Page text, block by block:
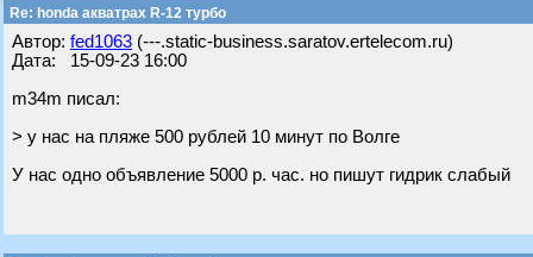
Re: honda акватрах R-12 турбо
Автор: fed1063 (---.static-business.saratov.ertelecom.ru)
Дата: 15-09-23 16:00
m34m писал:
> у нас на пляже 500 рублей 10 минут по Волге
У нас одно объявление 5000 р. час. но пишут гидрик слабый